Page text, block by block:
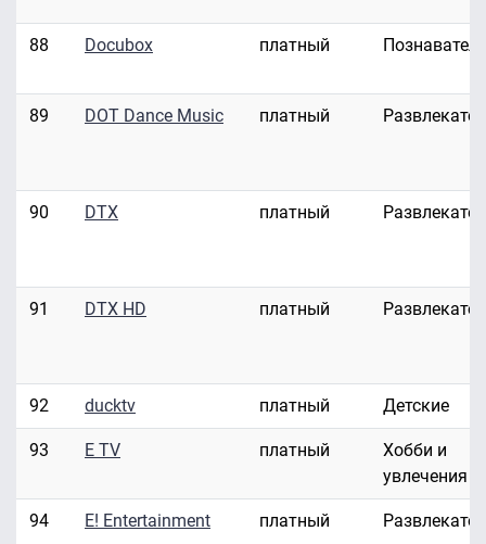
88 Docubox платный
89 DOT Dance Music платный
90 DTX платный
91 DTX HD платный
92 ducktv платный Детские
93 E TV платный
Хобби и
увлечения
94 E! Entertainment платный